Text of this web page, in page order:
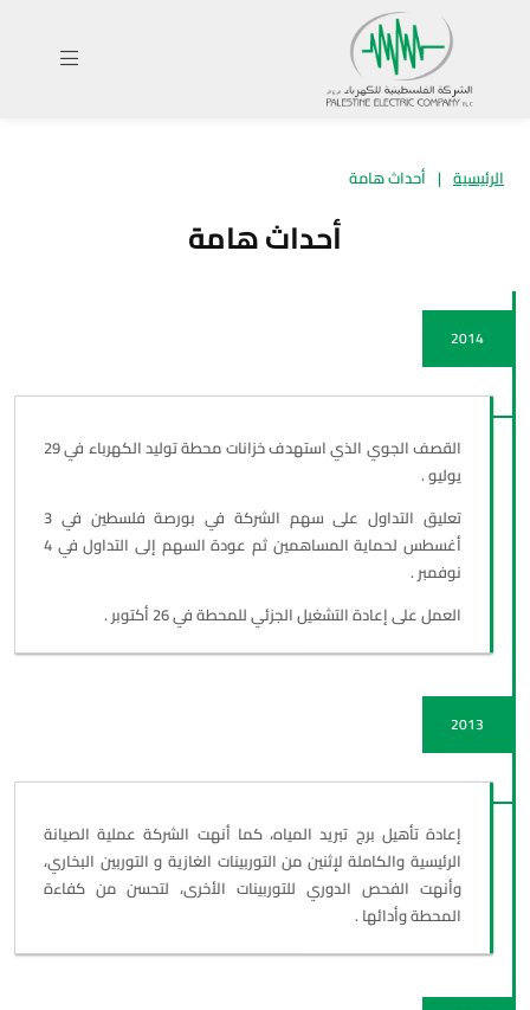
الرئيسية | أحداث هامة
أحداث هامة
2014
القصف الجوي الذي استهدف خزانات محطة توليد الكهرباء في 29
يوليو .
تعليق التداول على سهم الشركة في بورصة فلسطين في 3
أغسطس لحماية المساهمين ثم عودة السهم إلى التداول في 4
نوفمبر .
العمل على إعادة التشغيل الجزئي للمحطة في 26 أكتوبر .
2013
إعادة تأهيل برج تبريد المياه، كما أنهت الشركة عملية الصيانة
الرئيسية والكاملة لإثنين من التوربينات الغازية و التوربين البخاري،
وأنهت الفحص الدوري للتوربينات الأخرى، لتحسن من كفاءة
المحطة وأدائها .